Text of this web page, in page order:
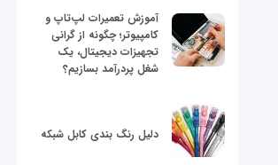
آموزش تعمیرات لپ‌تاپ و
کامپیوتر؛ چگونه از گرانی
تجهیزات دیجیتال، یک
شغل پردرآمد بسازیم؟
دلیل رنگ بندی کابل شبکه